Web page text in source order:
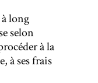
long
selon
à la
à ses frais